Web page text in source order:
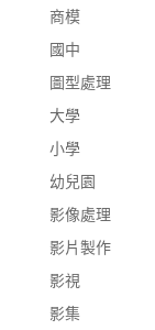
商模
國中
圖型處理
大學
小學
幼兒園
影像處理
影片製作
影視
影集